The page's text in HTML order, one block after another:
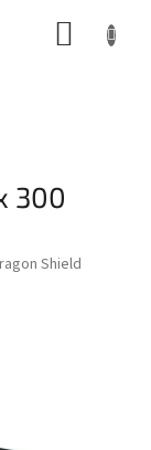
KOSÁR
300
Shield